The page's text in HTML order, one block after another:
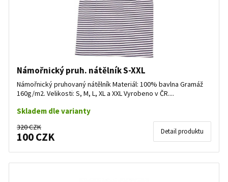
Námořnický pruh. nátělník S-XXL
Námořnický pruhovaný nátělník Materiál: 100% bavlna Gramáž
160g/m2. Velikosti: S, M, L, XL a XXL Vyrobeno v ČR....
Skladem dle varianty
320 CZK
100 CZK Detail produktu